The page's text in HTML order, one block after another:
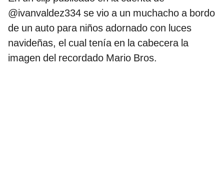
@ivanvaldez334 se vio a un muchacho a bordo
de un auto para niños adornado con luces
navideñas, el cual tenía en la cabecera la
imagen del recordado Mario Bros.